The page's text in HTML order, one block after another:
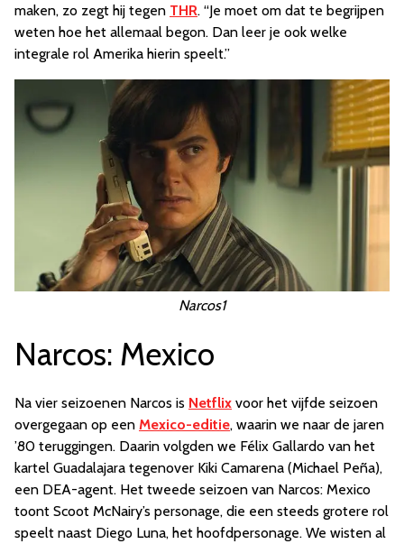
maken, zo zegt hij tegen THR. “Je moet om dat te begrijpen
weten hoe het allemaal begon. Dan leer je ook welke
integrale rol Amerika hierin speelt.”
Narcos1
Narcos: Mexico
Na vier seizoenen Narcos is Netflix voor het vijfde seizoen
overgegaan op een Mexico-editie, waarin we naar de jaren
’80 teruggingen. Daarin volgden we Félix Gallardo van het
kartel Guadalajara tegenover Kiki Camarena (Michael Peña),
een DEA-agent. Het tweede seizoen van Narcos: Mexico
toont Scoot McNairy’s personage, die een steeds grotere rol
speelt naast Diego Luna, het hoofdpersonage. We wisten al